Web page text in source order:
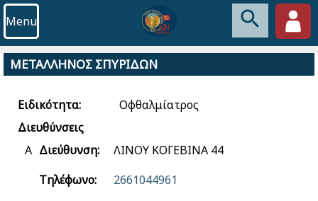
Menu
ΜΕΤΑΛΛΗΝΟΣ ΣΠΥΡΙΔΩΝ
Ειδικότητα:
Οφθαλμίατρος
Διευθύνσεις
Α Διεύθυνση:
ΛΙΝΟΥ ΚΟΓΕΒΙΝΑ 44
Τηλέφωνο:
2661044961